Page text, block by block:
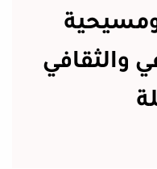
ومسيحية
والثقافي